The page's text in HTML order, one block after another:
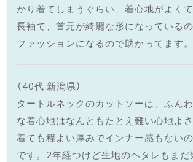
かり着てしまうぐらい、着心地がよく
長袖で、首元が綺麗な形になっている
ファッションになるので助かってます。
（40代 新潟県）
タートルネックのカットソーは、ふん
な着心地はなんともたとえ難い心地よ
着ても程よい厚みでインナー感もない
です。2年経つけど生地のヘタレもまだ